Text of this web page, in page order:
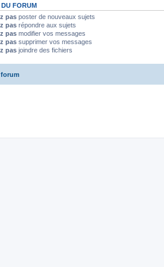
DU FORUM
pas poster de nouveaux sujets
pas répondre aux sujets
pas modifier vos messages
pas supprimer vos messages
pas joindre des fichiers